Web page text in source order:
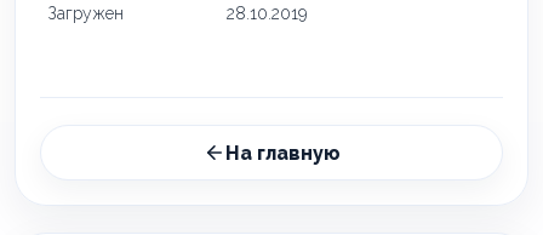
Загружен 28.10.2019
На главную